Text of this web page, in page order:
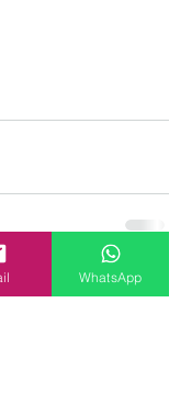
查看全部
WhatsApp